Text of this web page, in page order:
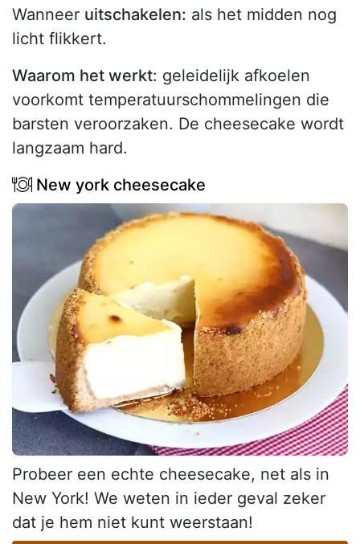
Wanneer uitschakelen: als het midden nog
licht flikkert.
Waarom het werkt: geleidelijk afkoelen
voorkomt temperatuurschommelingen die
barsten veroorzaken. De cheesecake wordt
langzaam hard.
New york cheesecake
Probeer een echte cheesecake, net als in
New York! We weten in ieder geval zeker
dat je hem niet kunt weerstaan!